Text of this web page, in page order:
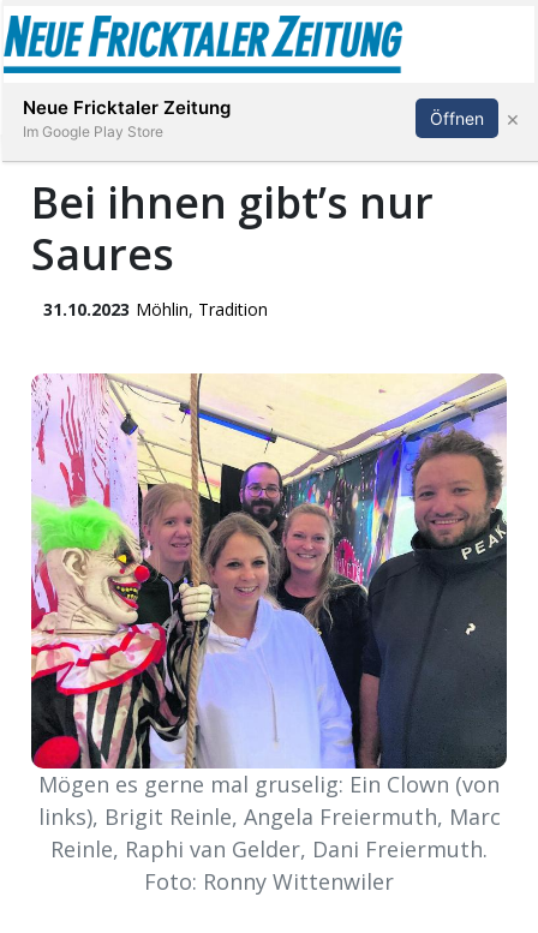
Stellen
E-
Paper
App
Abonnieren Anmelden
Bei ihnen gibt’s nur
Saures
31.10.2023 Möhlin, Tradition
Mögen es gerne mal gruselig: Ein Clown (von
links), Brigit Reinle, Angela Freiermuth, Marc
Reinle, Raphi van Gelder, Dani Freiermuth.
Foto: Ronny Wittenwiler
Neue Fricktaler Zeitung
Im Google Play Store
Öffnen ×